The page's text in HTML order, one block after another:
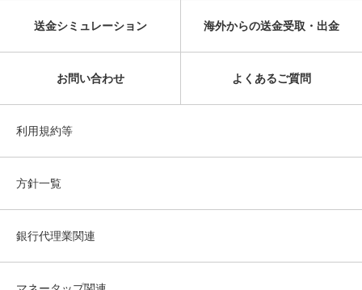
送金シミュレーション 海外からの送金受取・出金
お問い合わせ よくあるご質問
利用規約等
方針一覧
銀行代理業関連